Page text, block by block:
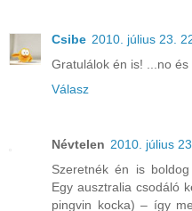
Csibe 2010. július 23.
Gratulálok én is! ...no
Válasz
Névtelen 2010. július
Szeretnék én is
Egy ausztralia csodáló
pingvin kocka) – így